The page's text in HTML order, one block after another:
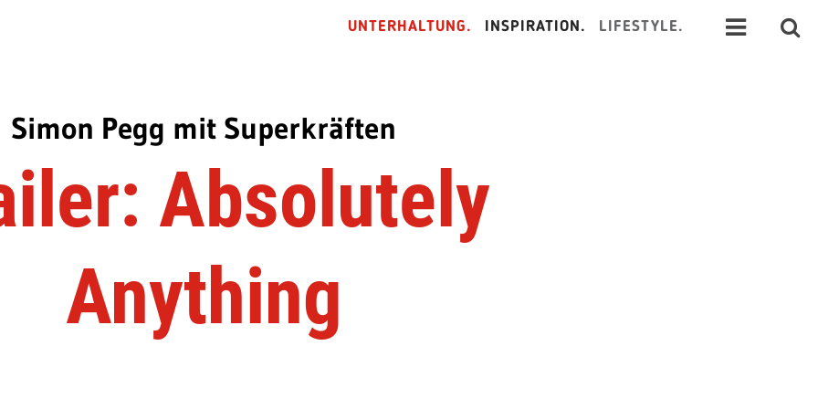
UNTERHALTUNG. INSPIRATION. LIFESTYLE.
Simon Pegg mit Superkräften
Absolutely
Anything